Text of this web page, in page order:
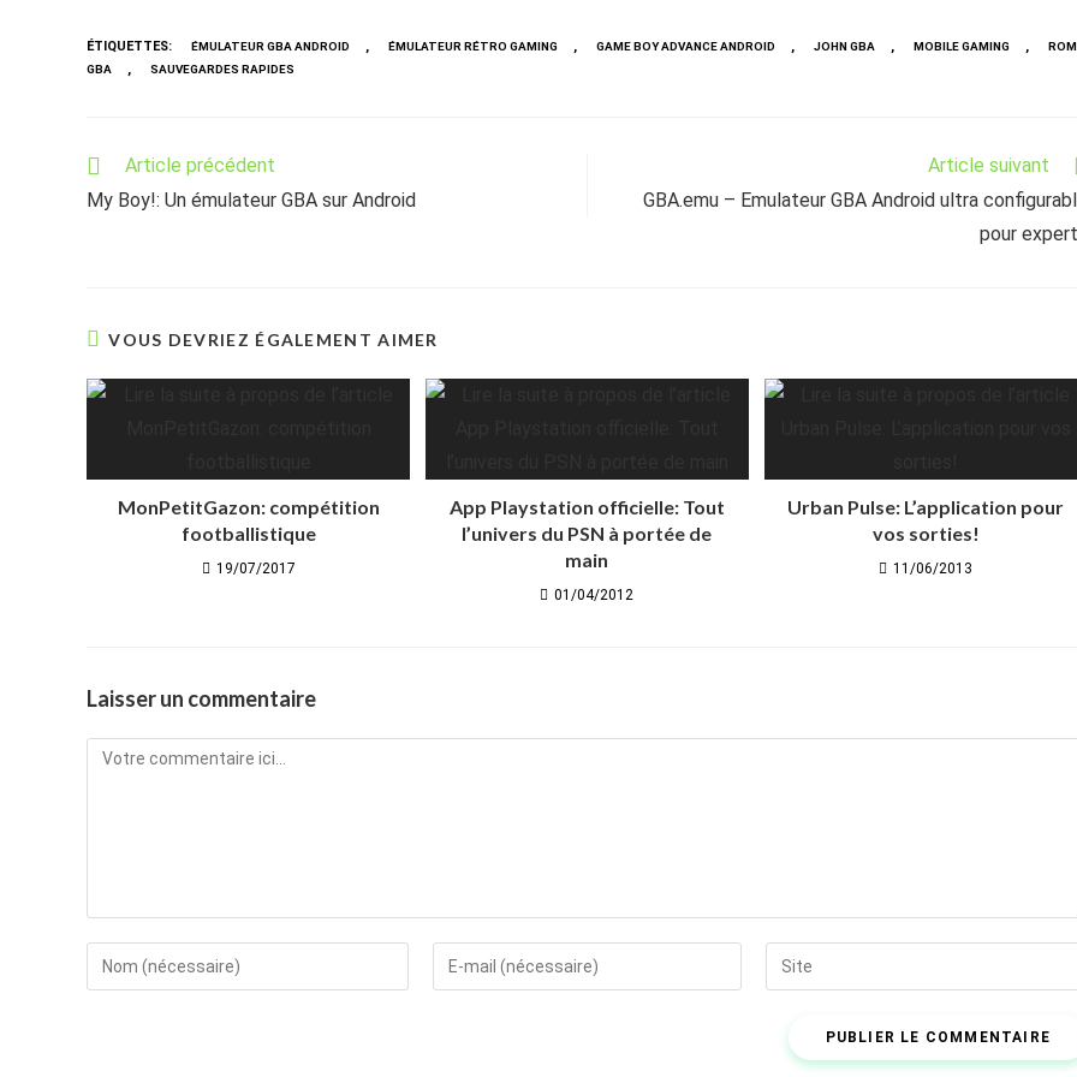
ÉTIQUETTES: ÉMULATEUR GBA ANDROID , ÉMULATEUR RÉTRO GAMING , GAME BOY ADVANCE ANDROID , JOHN GBA , MOBILE GAMING ,
ROM
GBA
, SAUVEGARDES RAPIDES
Read
articles
Article précédent
My Boy!: Un émulateur GBA sur Android
Article suivant
GBA.emu – Emulateur GBA Android ultra
pour
VOUS DEVRIEZ ÉGALEMENT AIMER
MonPetitGazon: compétition
footballistique
19/07/2017
App Playstation officielle: Tout
l’univers du PSN à portée de
main
01/04/2012
Urban Pulse: L’application pour
vos sorties!
11/06/2013
Laisser un commentaire
Comment
Enter
your
Enter
your
Saisir
l’URL
votre